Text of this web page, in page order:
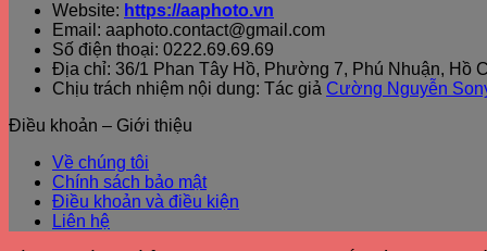
Website: https://aaphoto.vn
Email: aaphoto.contact@gmail.com
Số điện thoại: 0222.69.69.69
Địa chỉ: 36/1 Phan Tây Hồ, Phường 7, Phú Nhuận, Hồ
Chịu trách nhiệm nội dung: Tác giả Cường Nguyễn
Điều khoản – Giới thiệu
Về chúng tôi
Chính sách bảo mật
Điều khoản và điều kiện
Liên hệ